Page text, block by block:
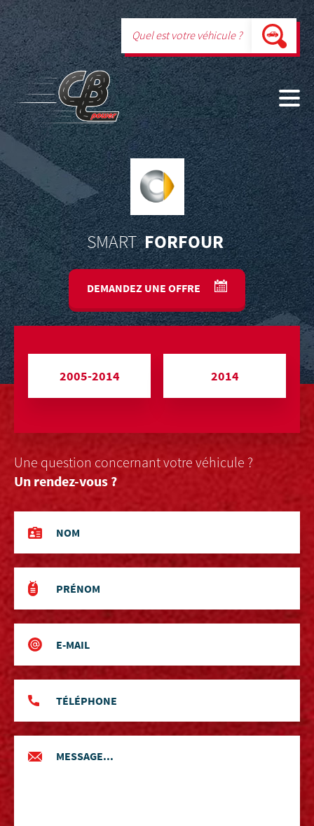
SMARTFORFOUR
DEMANDEZ UNE OFFRE
2005-2014 2014
Une question concernant votre véhicule ?
Un rendez-vous ?